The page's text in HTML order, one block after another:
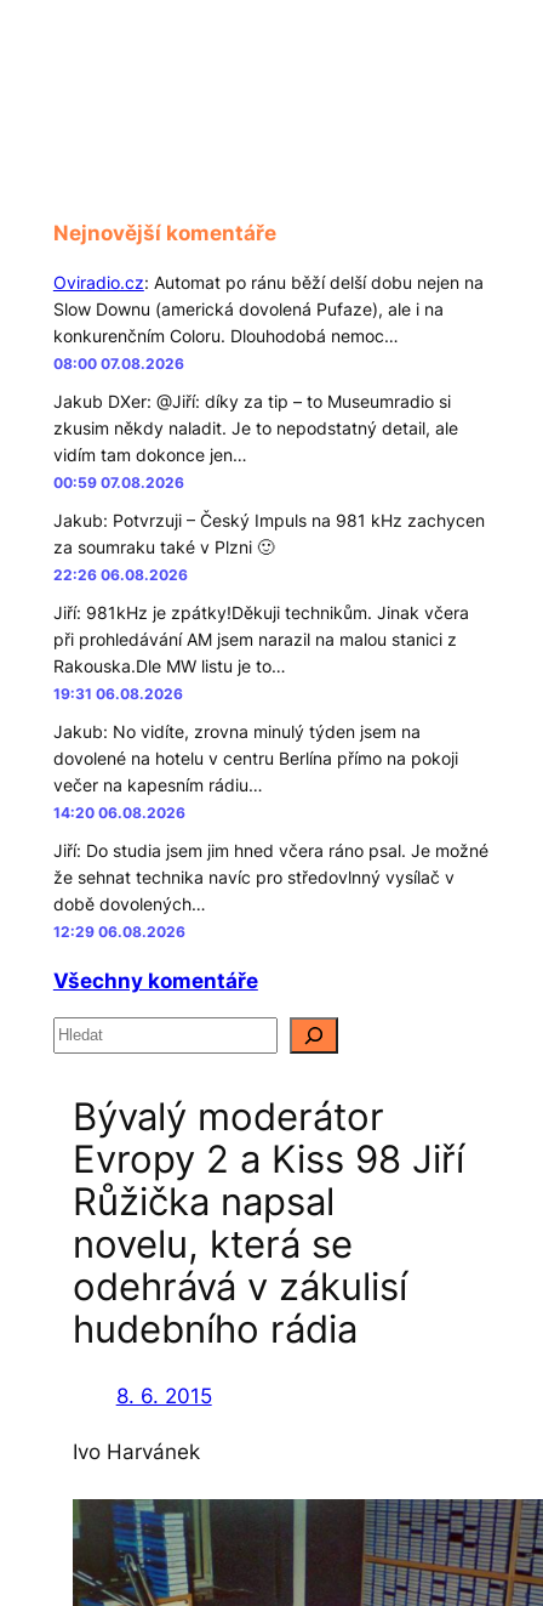
Nejnovější komentáře
Oviradio.cz: Automat po ránu běží delší dobu nejen na
Slow Downu (americká dovolená Pufaze), ale i na
konkurenčním Coloru. Dlouhodobá nemoc…
08:00 07.08.2026
Jakub DXer: @Jiří: díky za tip – to Museumradio si
zkusim někdy naladit. Je to nepodstatný detail, ale
vidím tam dokonce jen…
00:59 07.08.2026
Jakub: Potvrzuji – Český Impuls na 981 kHz zachycen
za soumraku také v Plzni 🙂
22:26 06.08.2026
Jiří: 981kHz je zpátky!Děkuji technikům. Jinak včera
při prohledávání AM jsem narazil na malou stanici z
Rakouska.Dle MW listu je to…
19:31 06.08.2026
Jakub: No vidíte, zrovna minulý týden jsem na
dovolené na hotelu v centru Berlína přímo na pokoji
večer na kapesním rádiu…
14:20 06.08.2026
Jiří: Do studia jsem jim hned včera ráno psal. Je možné
že sehnat technika navíc pro středovlnný vysílač v
době dovolených…
12:29 06.08.2026
Všechny komentáře
H
l
Bývalý moderátor
Evropy 2 a Kiss 98 Jiří
Růžička napsal
novelu, která se
odehrává v zákulisí
hudebního rádia
8. 6. 2015
Ivo Harvánek